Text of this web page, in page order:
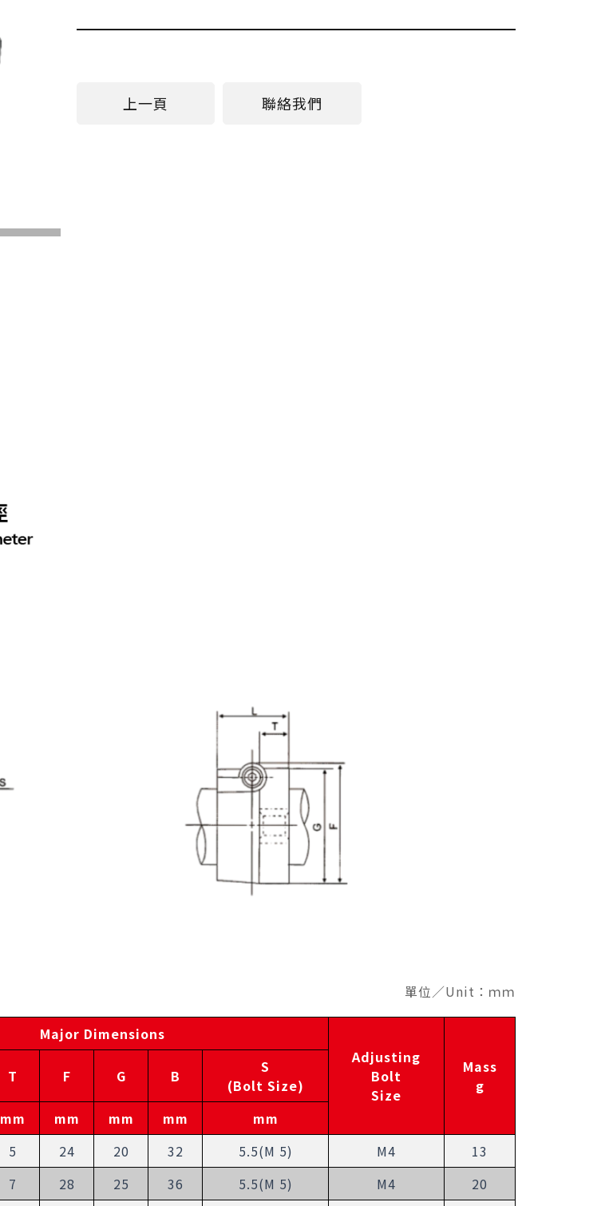
上一頁 聯絡我們
單位／Unit：ｍｍ
Major Dimensions
Adjusting
Bolt
Size
Mass
g
T F G B
S
(Bolt Size)
mm mm mm mm
mm
5 24 20 32 5.5(M 5) M4
13
7 28 25 36 5.5(M 5) M4
20